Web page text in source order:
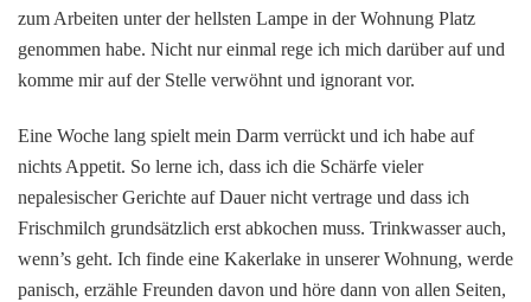
zum Arbeiten unter der hellsten Lampe in der Wohnung Platz
genommen habe. Nicht nur einmal rege ich mich darüber auf und
komme mir auf der Stelle verwöhnt und ignorant vor.
Eine Woche lang spielt mein Darm verrückt und ich habe auf
nichts Appetit. So lerne ich, dass ich die Schärfe vieler
nepalesischer Gerichte auf Dauer nicht vertrage und dass ich
Frischmilch grundsätzlich erst abkochen muss. Trinkwasser auch,
wenn’s geht. Ich finde eine Kakerlake in unserer Wohnung, werde
panisch, erzähle Freunden davon und höre dann von allen Seiten,